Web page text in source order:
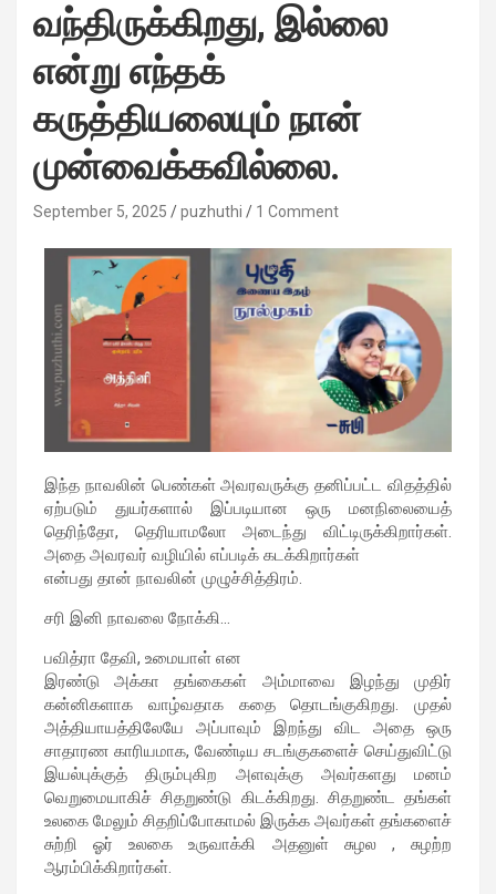
வந்திருக்கிறது, இல்லை
என்று எந்தக்
கருத்தியலையும் நான்
முன்வைக்கவில்லை.
September 5, 2025 puzhuthi 1 Comment
இந்த நாவலின் பெண்கள் அவரவருக்கு தனிப்பட்ட விதத்தில்
ஏற்படும் துயர்களால் இப்படியான ஒரு மனநிலையைத்
தெரிந்தோ, தெரியாமலோ அடைந்து விட்டிருக்கிறார்கள்.
அதை அவரவர் வழியில் எப்படிக் கடக்கிறார்கள்
என்பது தான் நாவலின் முழுச்சித்திரம்.
சரி இனி நாவலை நோக்கி…
பவித்ரா தேவி, உமையாள் என
இரண்டு அக்கா தங்கைகள் அம்மாவை இழந்து முதிர்
கன்னிகளாக வாழ்வதாக கதை தொடங்குகிறது. முதல்
அத்தியாயத்திலேயே அப்பாவும் இறந்து விட அதை ஒரு
சாதாரண காரியமாக, வேண்டிய சடங்குகளைச் செய்துவிட்டு
இயல்புக்குத் திரும்புகிற அளவுக்கு அவர்களது மனம்
வெறுமையாகிச் சிதறுண்டு கிடக்கிறது. சிதறுண்ட தங்கள்
உலகை மேலும் சிதறிப்போகாமல் இருக்க அவர்கள் தங்களைச்
சுற்றி ஓர் உலகை உருவாக்கி அதனுள் சுழல , சுழற்ற
ஆரம்பிக்கிறார்கள்.